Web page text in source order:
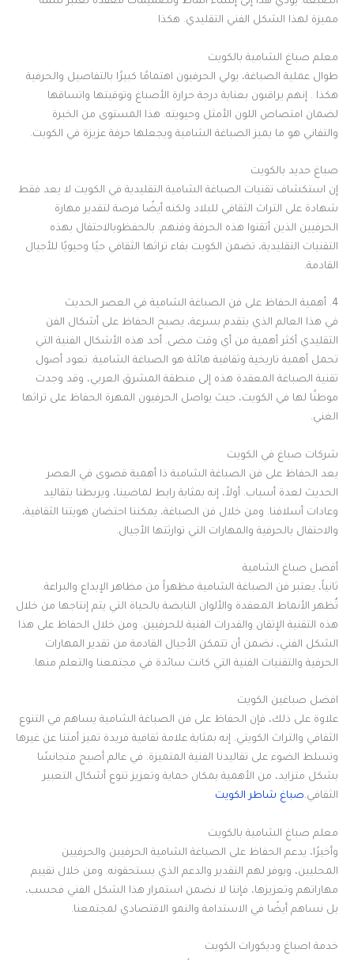
مميزة لهذا الشكل الفني التقليدي. هكذا
معلم صباغ الشامية بالكويت
طوال عملية الصباغة، يولي الحرفيون اهتمامًا كبيرًا بالتفاصيل والحرفية
هكذا . إنهم يراقبون بعناية درجة حرارة الأصباغ وتوقيتها واتساقها
لضمان امتصاص اللون الأمثل وحيويته. هذا المستوى من الخبرة
والتفاني هو ما يميز الصباغة الشامية ويجعلها حرفة عزيزة في الكويت.
صباغ حديد بالكويت
إن استكشاف تقنيات الصباغة الشامية التقليدية في الكويت لا يعد فقط
شهادة على التراث الثقافي للبلاد ولكنه أيضًا فرصة لتقدير مهارة
الحرفيين الذين أتقنوا هذه الحرفة وفنهم. بالحفظوبالاحتفال بهذه
التقنيات التقليدية، تضمن الكويت بقاء تراثها الثقافي حيًا وحيويًا للأجيال
القادمة.
4. أهمية الحفاظ على فن الصباغة الشامية في العصر الحديث
في هذا العالم الذي يتقدم بسرعة، يصبح الحفاظ على أشكال الفن
التقليدي أكثر أهمية من أي وقت مضى. أحد هذه الأشكال الفنية التي
تحمل أهمية تاريخية وثقافية هائلة هو الصباغة الشامية. تعود أصول
تقنية الصباغة المعقدة هذه إلى منطقة المشرق العربي، وقد وجدت
موطنًا لها في الكويت، حيث يواصل الحرفيون المهرة الحفاظ على تراثها
الغني.
شركات صباغ في الكويت
يعد الحفاظ على فن الصباغة الشامية ذا أهمية قصوى في العصر
الحديث لعدة أسباب. أولاً، إنه بمثابة رابط لماضينا، ويربطنا بتقاليد
وعادات أسلافنا. ومن خلال فن الصباغة، يمكننا احتضان هويتنا الثقافية،
والاحتفال بالحرفية والمهارات التي توارثتها الأجيال.
أفضل صباغ الشامية
ثانياً، يعتبر فن الصباغة الشامية مظهراً من مظاهر الإبداع والبراعة.
تُظهر الأنماط المعقدة والألوان النابضة بالحياة التي يتم إنتاجها من خلال
هذه التقنية الإتقان والقدرات الفنية للحرفيين. ومن خلال الحفاظ على هذا
الشكل الفني، نضمن أن تتمكن الأجيال القادمة من تقدير المهارات
الحرفية والتقنيات الفنية التي كانت سائدة في مجتمعنا والتعلم منها.
افضل صباغين الكويت
علاوة على ذلك، فإن الحفاظ على فن الصباغة الشامية يساهم في التنوع
الثقافي والتراث الكويتي. إنه بمثابة علامة ثقافية فريدة تميز أمتنا عن غيرها
وتسلط الضوء على تقاليدنا الفنية المتميزة. في عالم أصبح متجانسًا
بشكل متزايد، من الأهمية بمكان حماية وتعزيز تنوع أشكال التعبير
الثقافي.صباغ شاطر الكويت
معلم صباغ الشامية بالكويت
وأخيرًا، يدعم الحفاظ على الصباغة الشامية الحرفيين والحرفيين
المحليين، ويوفر لهم التقدير والدعم الذي يستحقونه. ومن خلال تقييم
مهاراتهم وتعزيزها، فإننا لا نضمن استمرار هذا الشكل الفني فحسب،
بل نساهم أيضًا في الاستدامة والنمو الاقتصادي لمجتمعنا.
خدمة اصباغ وديكورات الكويت